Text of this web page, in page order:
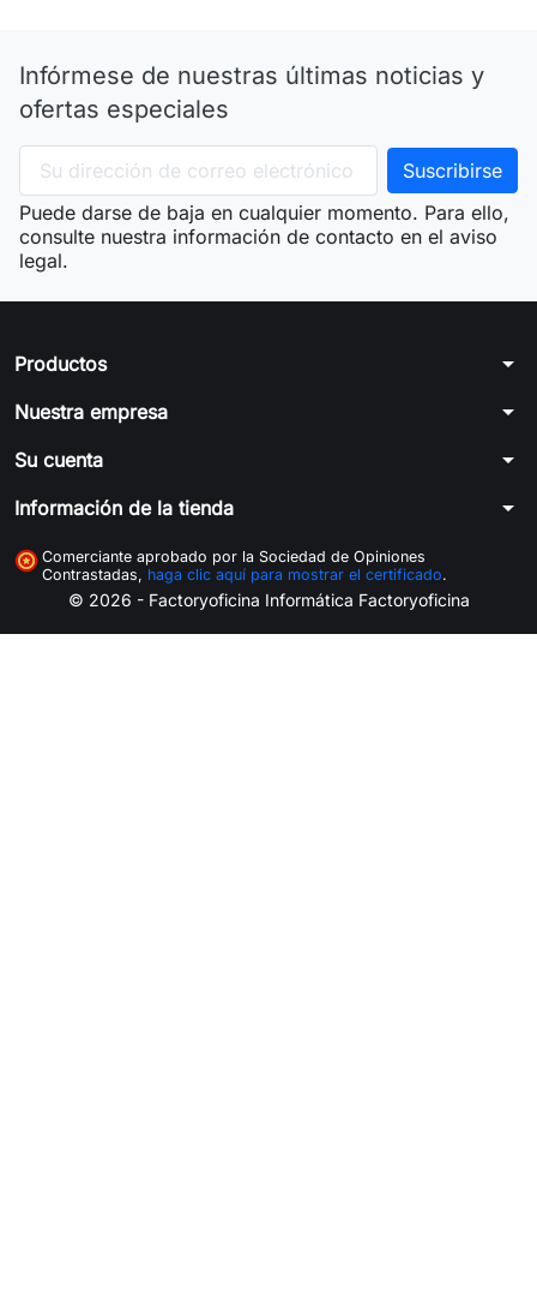
Infórmese de nuestras últimas noticias y
ofertas especiales
Puede darse de baja en cualquier momento. Para ello,
consulte nuestra información de contacto en el aviso
legal.
Productos arrow_drop_down
Nuestra empresa arrow_drop_down
Su cuenta arrow_drop_down
Información de la tienda arrow_drop_down
Comerciante aprobado por la Sociedad de Opiniones
Contrastadas, haga clic aquí para mostrar el certificado.
© 2026 - Factoryoficina Informática Factoryoficina